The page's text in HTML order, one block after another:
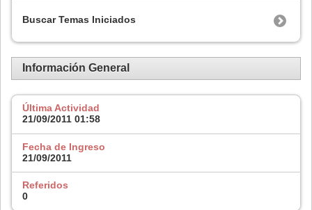
Buscar Temas Iniciados
Información General
Última Actividad
21/09/2011 01:58
Fecha de Ingreso
21/09/2011
Referidos
0